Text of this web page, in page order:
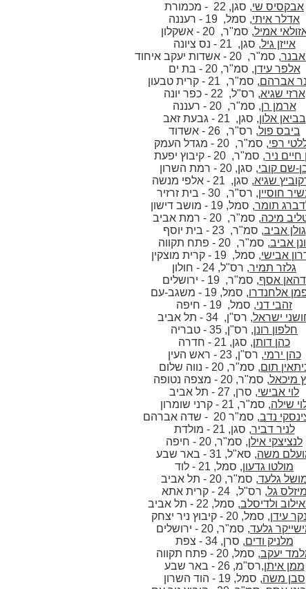
אבקסיס שי, סגן, 22 - מכמורת
אדלר איתי, סמל, 19 - רעננה
אמיל, סמ"ר, 20 - אשקלון
אייזן גיל, סגן, 21 - נס ציונה
, סמ"ר, 20 - אשדות יעקב איחוד
אלפר עידן, סמ"ר, 20 - בת ים
אברהם, סמ"ר, 21 - קרית טבעון
ארזי שגיא, רס"ל, 22 - כפר יונה
ארמן רן, סמ"ר, 20 - רעננה
בביאן אלון, סגן, 21 - גבעת זאב
ביבס פול, רס"ר, 26 - אשדוד
רפי, סמ"ר, 20 - מגדל העמק
חיים ניר, סמ"ר, 20 - קיבוץ יפעת
שם קובי, סגן, 20 - רמת השרון
שגיא, סגן, 21 - אלפי מנשה
חוסיין, רס"ר, 30 - בית זרזיר
תומר, סמל, 19 - מושב דישון
מיכה, סמ"ר, 20 - רמת אביב
גולן אביב, סמ"ר, 23 - בית יוסף
אביב, סמ"ר, 20 - פתח תקווה
אבישי, סמל, 19 - קרית מוצקין
גלזר תמיר, רס"ל, 24 - חולון
דהאן אסף, סמ"ר, 19 - ירושלים
אלחנדרו, סמל, 19 - משגב-עם
זהבי דני, סמל, 19 - חיפה
ישראל, רס"ן, 34 - תל אביב
חלפון רונן, רס"ן, 35 - טבריה
כהן דותן, סגן, 21 - חדרה
כהן ירמי, רס"ן, 23 - ראש העין
תום, סמ"ר, 20 - נווה שלום
מיכאל, סמ"ר, 20 - מצפה נטופה
לוי אבישי, סרן, 27 - תל אביב
שילה, סמ"ר, 21 - קרני שומרון
נדב, סמ"ר 20 - שדה אברהם
לניר דביר, סגן, 21 - מולדת
לנציצקי אילן, סמ"ר, 20 - חיפה
משה, סא"ל, 31 - באר שבע
מולטו גדעון, סמל, 21 - לוד
גלעד, סמ"ר, 20 - תל אביב
מיזלס גל, רס"ל, 24 - קרית אתא
ולדיסלב, סמל, 22 - תל אביב
עידן, סמל, 20 - קיבוץ ניר יצחק
גלעד, סמ"ר, 20 - ירושלים
מלניק ודים, סרן, 34 - צפת
יעקב, סמל, 20 - פתח תקווה
ממן איתן,רס"מ, 26 - באר שבע
סבן משה, סמל, 19 - הוד השרון